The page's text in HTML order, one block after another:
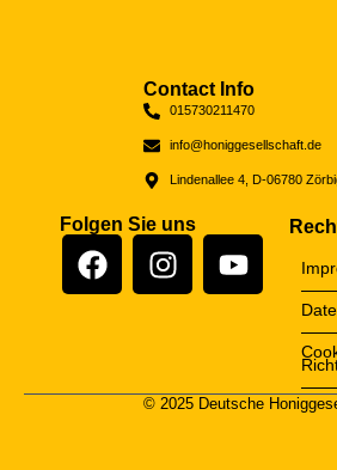
Contact Info
015730211470
info@honiggesellschaft.de
Lindenallee 4, D-06780
Folgen Sie uns
© 2025 Deutsche